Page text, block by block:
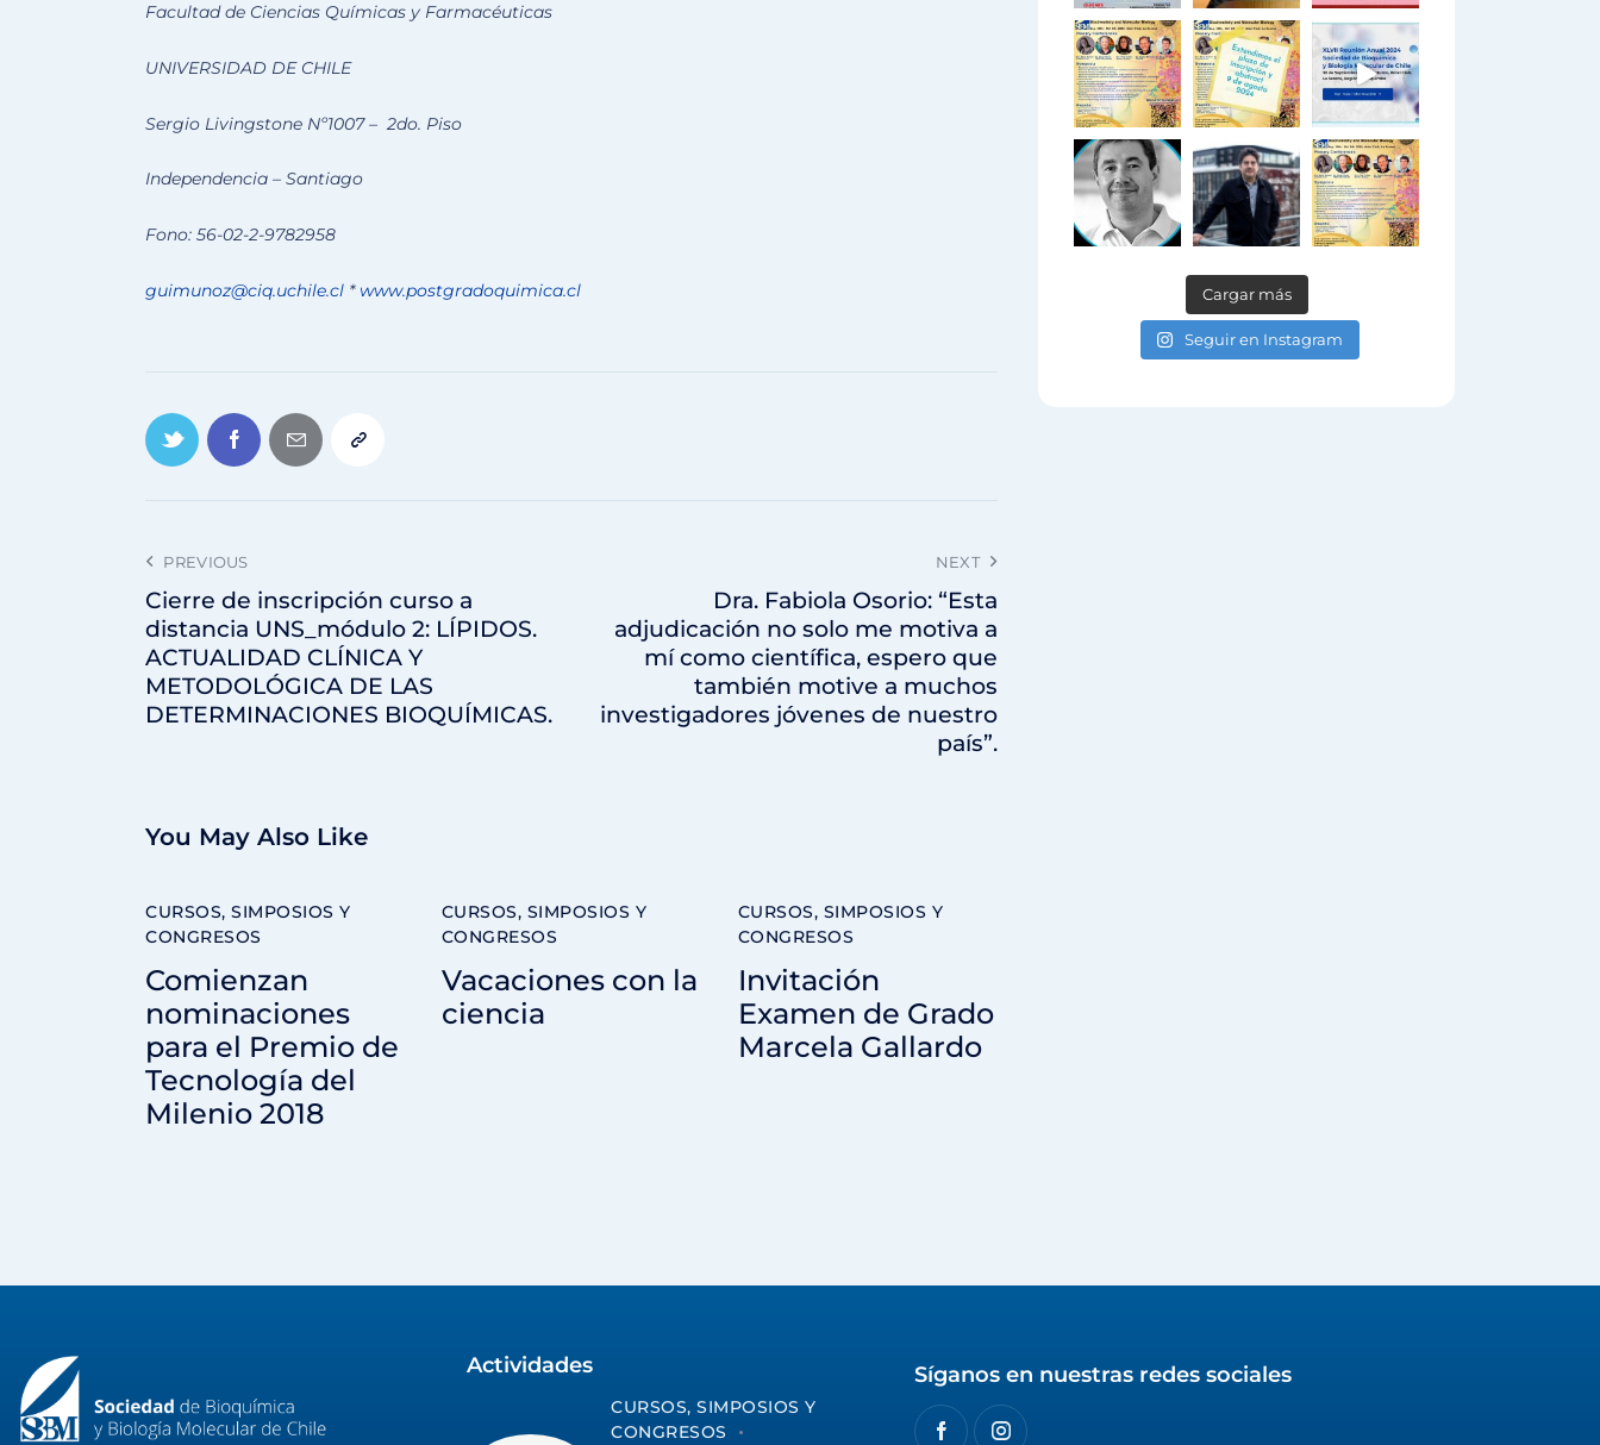
Facultad de Ciencias Químicas y Farmacéuticas
UNIVERSIDAD DE CHILE
Sergio Livingstone Nº1007 – 2do. Piso
Independencia – Santiago
Fono: 56-02-2-9782958
guimunoz@ciq.uchile.cl * www.postgradoquimica.cl
PREVIOUS
Cierre de inscripción curso a
distancia UNS_módulo 2: LÍPIDOS.
ACTUALIDAD CLÍNICA Y
METODOLÓGICA DE LAS
DETERMINACIONES BIOQUÍMICAS.
NEXT
Dra. Fabiola Osorio: “Esta
adjudicación no solo me motiva a
mí como científica, espero que
también motive a muchos
investigadores jóvenes de nuestro
país”.
You May Also Like
CURSOS, SIMPOSIOS Y
CONGRESOS
Comienzan
nominaciones
para el Premio de
Tecnología del
Milenio 2018
CURSOS, SIMPOSIOS Y
CONGRESOS
Vacaciones con la
ciencia
CURSOS, SIMPOSIOS Y
CONGRESOS
Invitación
Examen de Grado
Marcela Gallardo
Cargar más
Seguir en Instagram
Actividades
CURSOS, SIMPOSIOS Y
CONGRESOS
Síganos en nuestras redes sociales